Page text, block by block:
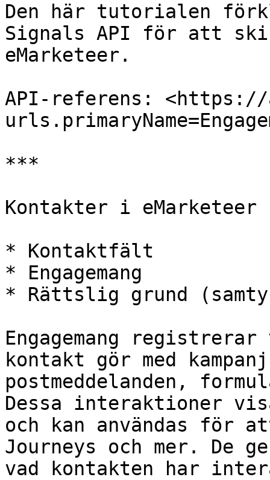
Den här tutorialen
Signals API för att
eMarketeer.
API-referens: <https://
***
Kontakter i
* Kontaktfält
* Engagemang
* Rättslig grund
Engagemang
kontakt gör med
postmeddelanden,
Dessa interaktioner
och kan användas för
Journeys och mer. De
vad kontakten har